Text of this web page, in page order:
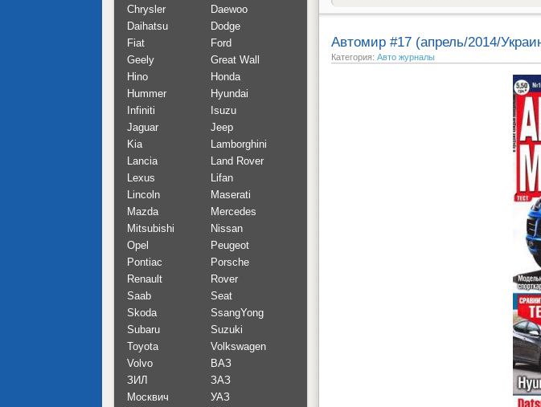
Автомир #17 (апрель/2014/
Категория: Авто журналы
Chrysler
Daewoo
Daihatsu
Dodge
Fiat
Ford
Geely
Great Wall
Hino
Honda
Hummer
Hyundai
Infiniti
Isuzu
Jaguar
Jeep
Kia
Lamborghini
Lancia
Land Rover
Lexus
Lifan
Lincoln
Maserati
Mazda
Mercedes
Mitsubishi
Nissan
Opel
Peugeot
Pontiac
Porsche
Renault
Rover
Saab
Seat
Skoda
SsangYong
Subaru
Suzuki
Toyota
Volkswagen
Volvo
ВАЗ
ЗИЛ
ЗАЗ
Москвич
УАЗ